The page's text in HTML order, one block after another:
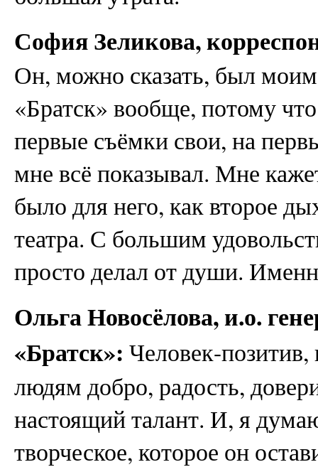
София Зеликова,
Он, можно сказать, был
«Братск» вообще, потому
первые съёмки свои, на
мне всё показывал. Мне
было для него, как второе
театра. С большим
просто делал от души.
Ольга Новосёлова, и.о.
«Братск»: Человек-
людям добро, радость,
настоящий талант. И, я
творческое, которое он